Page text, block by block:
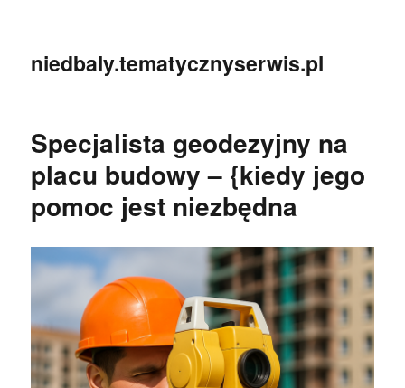
niedbaly.tematycznyserwis.pl
Specjalista geodezyjny na
placu budowy – {kiedy jego
pomoc jest niezbędna